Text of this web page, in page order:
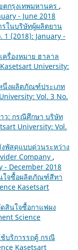
กรุงเทพมหานคร ,
- June 2018
ในบริษัทผู้ผลิตยาน
(2018): January -
รื่องหมาย ฮาลาล
University:
นึ่งผลิตภัณฑ์ประเภท
Vol. 3 No.
ว: กรณีศึกษา บริษัท
University: Vol.
พัสดุแบบด่วนระหว่าง
Company ,
- December 2018
ใจซื้อผลิตภัณฑ์สีทา
Kasetsart
สินใจซื้อกาแฟผง
Science
บริการรถตู้ กรณี
Kasetsart